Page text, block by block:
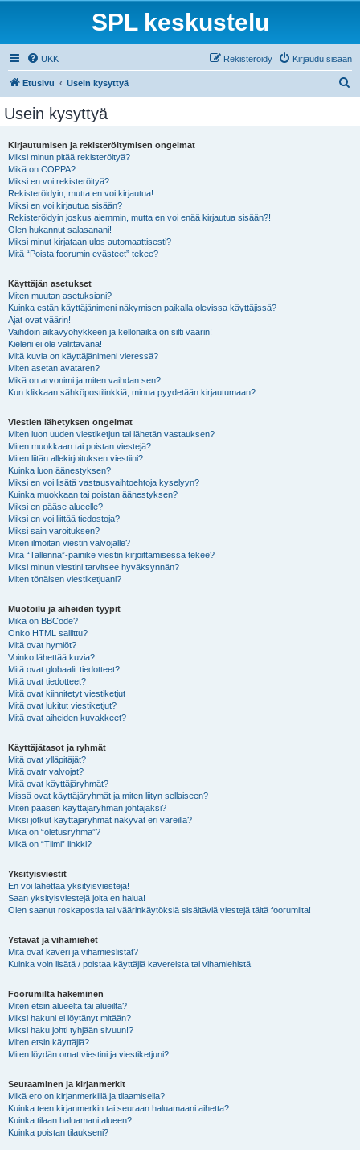
SPL keskustelu
UKK Kirjaudu sisään
Rekisteröidy
Etusivu Usein kysyttyä
Usein kysyttyä
Kirjautumisen ja rekisteröitymisen ongelmat
Miksi minun pitää rekisteröityä?
Mikä on COPPA?
Miksi en voi rekisteröityä?
Rekisteröidyin, mutta en voi kirjautua!
Miksi en voi kirjautua sisään?
Rekisteröidyin joskus aiemmin, mutta en voi enää kirjautua sisään?!
Olen hukannut salasanani!
Miksi minut kirjataan ulos automaattisesti?
Mitä “Poista foorumin evästeet” tekee?
Käyttäjän asetukset
Miten muutan asetuksiani?
Kuinka estän käyttäjänimeni näkymisen paikalla olevissa käyttäjissä?
Ajat ovat väärin!
Vaihdoin aikavyöhykkeen ja kellonaika on silti väärin!
Kieleni ei ole valittavana!
Mitä kuvia on käyttäjänimeni vieressä?
Miten asetan avataren?
Mikä on arvonimi ja miten vaihdan sen?
Kun klikkaan sähköpostilinkkiä, minua pyydetään kirjautumaan?
Viestien lähetyksen ongelmat
Miten luon uuden viestiketjun tai lähetän vastauksen?
Miten muokkaan tai poistan viestejä?
Miten liitän allekirjoituksen viestiini?
Kuinka luon äänestyksen?
Miksi en voi lisätä vastausvaihtoehtoja kyselyyn?
Kuinka muokkaan tai poistan äänestyksen?
Miksi en pääse alueelle?
Miksi en voi liittää tiedostoja?
Miksi sain varoituksen?
Miten ilmoitan viestin valvojalle?
Mitä “Tallenna”-painike viestin kirjoittamisessa tekee?
Miksi minun viestini tarvitsee hyväksynnän?
Miten tönäisen viestiketjuani?
Muotoilu ja aiheiden tyypit
Mikä on BBCode?
Onko HTML sallittu?
Mitä ovat hymiöt?
Voinko lähettää kuvia?
Mitä ovat globaalit tiedotteet?
Mitä ovat tiedotteet?
Mitä ovat kiinnitetyt viestiketjut
Mitä ovat lukitut viestiketjut?
Mitä ovat aiheiden kuvakkeet?
Käyttäjätasot ja ryhmät
Mitä ovat ylläpitäjät?
Mitä ovatr valvojat?
Mitä ovat käyttäjäryhmät?
Missä ovat käyttäjäryhmät ja miten liityn sellaiseen?
Miten pääsen käyttäjäryhmän johtajaksi?
Miksi jotkut käyttäjäryhmät näkyvät eri väreillä?
Mikä on “oletusryhmä”?
Mikä on “Tiimi” linkki?
Yksityisviestit
En voi lähettää yksityisviestejä!
Saan yksityisviestejä joita en halua!
Olen saanut roskapostia tai väärinkäytöksiä sisältäviä viestejä tältä foorumilta!
Ystävät ja vihamiehet
Mitä ovat kaveri ja vihamieslistat?
Kuinka voin lisätä / poistaa käyttäjiä kavereista tai vihamiehistä
Foorumilta hakeminen
Miten etsin alueelta tai alueilta?
Miksi hakuni ei löytänyt mitään?
Miksi haku johti tyhjään sivuun!?
Miten etsin käyttäjiä?
Miten löydän omat viestini ja viestiketjuni?
Seuraaminen ja kirjanmerkit
Mikä ero on kirjanmerkillä ja tilaamisella?
Kuinka teen kirjanmerkin tai seuraan haluamaani aihetta?
Kuinka tilaan haluamani alueen?
Kuinka poistan tilaukseni?